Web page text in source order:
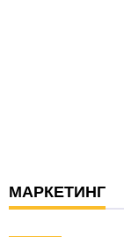
МАРКЕТИНГ